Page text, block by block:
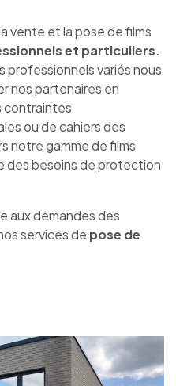
vente et la pose de films
et particuliers.
professionnels variés nous
nos partenaires en
contraintes
ou de cahiers des
notre gamme de films
des besoins de protection
aux demandes des
services de pose de